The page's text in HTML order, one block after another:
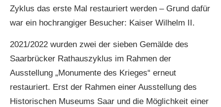
Zyklus das erste Mal restauriert werden – Grund dafür
war ein hochrangiger Besucher: Kaiser Wilhelm II.
2021/2022 wurden zwei der sieben Gemälde des
Saarbrücker Rathauszyklus im Rahmen der
Ausstellung „Monumente des Krieges“ erneut
restauriert. Erst der Rahmen einer Ausstellung des
Historischen Museums Saar und die Möglichkeit einer